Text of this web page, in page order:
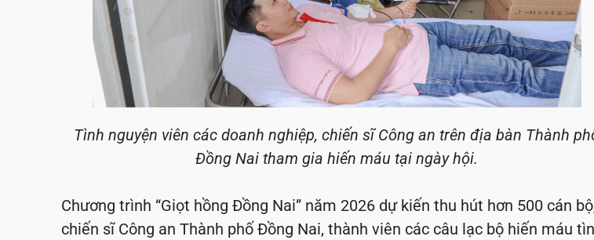
Tình nguyện viên các doanh nghiệp, chiến sĩ Công an trên địa bàn Thành
Đồng Nai tham gia hiến máu tại ngày hội.
Chương trình “Giọt hồng Đồng Nai” năm 2026 dự kiến thu hút hơn 500 cán
chiến sĩ Công an Thành phố Đồng Nai, thành viên các câu lạc bộ hiến máu